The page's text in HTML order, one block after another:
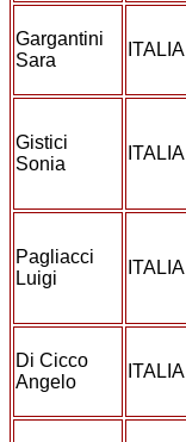
Gargantini
Sara
ITALIA
Gistici
Sonia
ITALIA
Pagliacci
Luigi
ITALIA
Di Cicco
Angelo
ITALIA